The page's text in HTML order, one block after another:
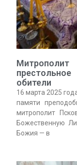
обители
16 марта 2025
памяти
митрополит
Божественную
Божия — в